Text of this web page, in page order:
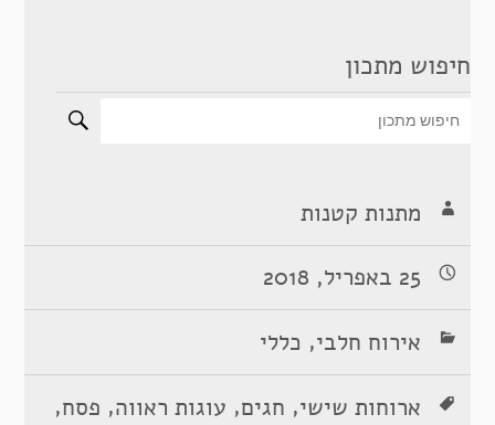
חיפוש מתכון
מתנות קטנות
25 באפריל, 2018
אירוח חלבי, כללי
ארוחות שישי, חגים, עוגות ראווה, פסח,